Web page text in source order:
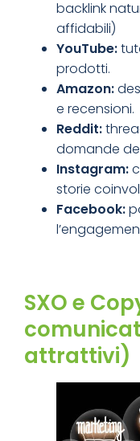
backlink
affidabili)
YouTube:
prodotti.
Amazon:
e recensioni.
Reddit:
domande
Instagram:
storie
Facebook:
SXO e
attrattivi)